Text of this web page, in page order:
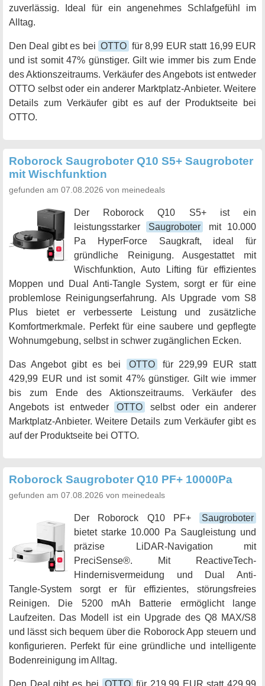
zuverlässig. Ideal für ein angenehmes Schlafgefühl im
Alltag.
Den Deal gibt es bei OTTO für 8,99 EUR statt 16,99 EUR
und ist somit 47% günstiger. Gilt wie immer bis zum Ende
des Aktionszeitraums. Verkäufer des Angebots ist entweder
OTTO selbst oder ein anderer Marktplatz-Anbieter. Weitere
Details zum Verkäufer gibt es auf der Produktseite bei
OTTO.
Roborock Saugroboter Q10 S5+ Saugroboter
mit Wischfunktion
gefunden am 07.08.2026 von meinedeals
Der Roborock Q10 S5+ ist ein
leistungsstarker
Saugroboter
mit 10.000
Pa HyperForce Saugkraft, ideal für
gründliche Reinigung. Ausgestattet mit
Wischfunktion, Auto Lifting für effizientes
Moppen und Dual Anti-Tangle System, sorgt er für eine
problemlose Reinigungserfahrung. Als Upgrade vom S8
Plus bietet er verbesserte Leistung und zusätzliche
Komfortmerkmale. Perfekt für eine saubere und gepflegte
Wohnumgebung, selbst in schwer zugänglichen Ecken.
Das Angebot gibt es bei OTTO
für 229,99 EUR statt
429,99 EUR und ist somit 47% günstiger. Gilt wie immer
bis zum Ende des Aktionszeitraums. Verkäufer des
Angebots ist entweder
OTTO
selbst oder ein anderer
Marktplatz-Anbieter. Weitere Details zum Verkäufer gibt es
auf der Produktseite bei OTTO.
Roborock Saugroboter Q10 PF+ 10000Pa
gefunden am 07.08.2026 von meinedeals
Der Roborock Q10 PF+
Saugroboter
bietet starke 10.000 Pa Saugleistung und
präzise LiDAR-Navigation mit
PreciSense®. Mit ReactiveTech-
Hindernisvermeidung und Dual Anti-
Tangle-System sorgt er für effizientes, störungsfreies
Reinigen. Die 5200 mAh Batterie ermöglicht lange
Laufzeiten. Das Modell ist ein Upgrade des Q8 MAX/S8
und lässt sich bequem über die Roborock App steuern und
konfigurieren. Perfekt für eine gründliche und intelligente
Bodenreinigung im Alltag.